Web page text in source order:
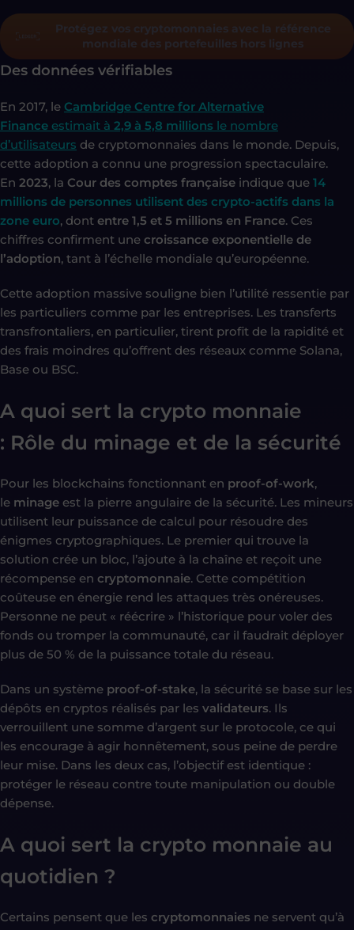
Protégez vos cryptomonnaies avec la référence
mondiale des portefeuilles hors lignes
Des données vérifiables
En 2017, le Cambridge Centre for Alternative
Finance estimait à 2,9 à 5,8 millions le nombre
d’utilisateurs de cryptomonnaies dans le monde. Depuis,
cette adoption a connu une progression spectaculaire.
En 2023, la Cour des comptes française indique que 14
millions de personnes utilisent des crypto-actifs dans la
zone euro, dont entre 1,5 et 5 millions en France. Ces
chiffres confirment une croissance exponentielle de
l’adoption, tant à l’échelle mondiale qu’européenne.
Cette adoption massive souligne bien l’utilité ressentie par
les particuliers comme par les entreprises. Les transferts
transfrontaliers, en particulier, tirent profit de la rapidité et
des frais moindres qu’offrent des réseaux comme Solana,
Base ou BSC.
A quoi sert la crypto monnaie
: Rôle du minage et de la sécurité
Pour les blockchains fonctionnant en proof-of-work,
le minage est la pierre angulaire de la sécurité. Les mineurs
utilisent leur puissance de calcul pour résoudre des
énigmes cryptographiques. Le premier qui trouve la
solution crée un bloc, l’ajoute à la chaîne et reçoit une
récompense en cryptomonnaie. Cette compétition
coûteuse en énergie rend les attaques très onéreuses.
Personne ne peut « réécrire » l’historique pour voler des
fonds ou tromper la communauté, car il faudrait déployer
plus de 50 % de la puissance totale du réseau.
Dans un système proof-of-stake, la sécurité se base sur les
dépôts en cryptos réalisés par les validateurs. Ils
verrouillent une somme d’argent sur le protocole, ce qui
les encourage à agir honnêtement, sous peine de perdre
leur mise. Dans les deux cas, l’objectif est identique :
protéger le réseau contre toute manipulation ou double
dépense.
A quoi sert la crypto monnaie au
quotidien ?
Certains pensent que les cryptomonnaies ne servent qu’à